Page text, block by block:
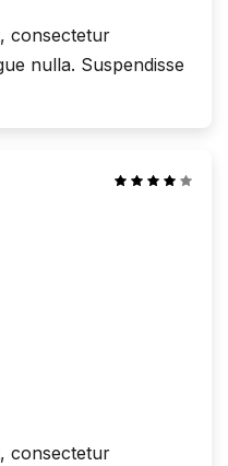
consectetur
nulla. Suspendisse
consectetur